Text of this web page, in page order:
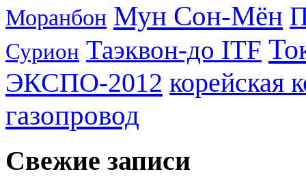
Моранбон Мун Сон-Мён
Сурион Таэквон-до ITF
ЭКСПО-2012 корейская
газопровод
Свежие записи